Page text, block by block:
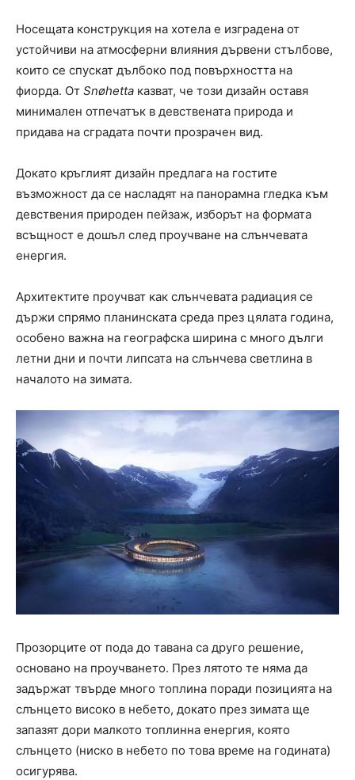
Носещата конструкция на хотела е изградена от
устойчиви на атмосферни влияния дървени стълбове,
които се спускат дълбоко под повърхността на
фиорда. От Snøhetta казват, че този дизайн оставя
минимален отпечатък в девствената природа и
придава на сградата почти прозрачен вид.
Докато кръглият дизайн предлага на гостите
възможност да се насладят на панорамна гледка към
девствения природен пейзаж, изборът на формата
всъщност е дошъл след проучване на слънчевата
енергия.
Архитектите проучват как слънчевата радиация се
държи спрямо планинската среда през цялата година,
особено важна на географска ширина с много дълги
летни дни и почти липсата на слънчева светлина в
началото на зимата.
Прозорците от пода до тавана са друго решение,
основано на проучването. През лятото те няма да
задържат твърде много топлина поради позицията на
слънцето високо в небето, докато през зимата ще
запазят дори малкото топлинна енергия, която
слънцето (ниско в небето по това време на годината)
осигурява.